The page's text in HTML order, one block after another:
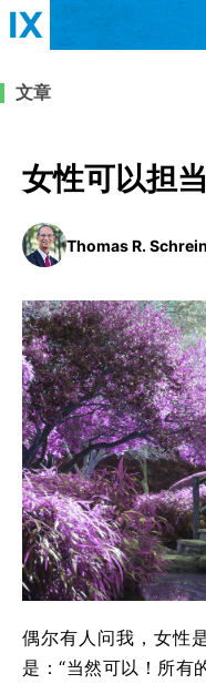
教会带领
福音传讲与宣教
团契生活与祷告
简体中文
西班牙语
乌兹别克语
法语
越南语
韩语
阿尔巴尼亚语
文章
女性可以担
Thomas R.
偶尔有人问我，女性
是：“当然可以！所有